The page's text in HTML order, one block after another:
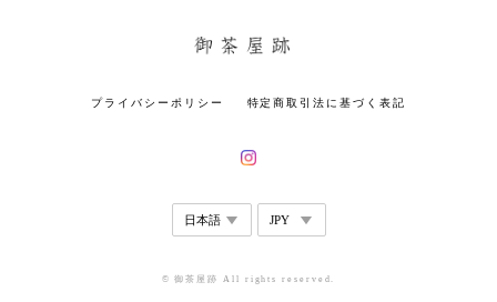
プライバシーポリシー 特定商取引法に基づく表記
© 御茶屋跡 All rights reserved.